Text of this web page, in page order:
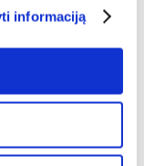
informaciją
nuolaida perkant po
4 vnt